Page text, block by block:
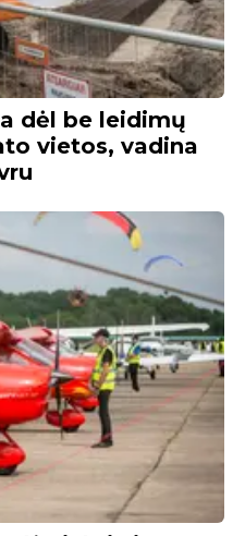
dėl be leidimų
vietos, vadina